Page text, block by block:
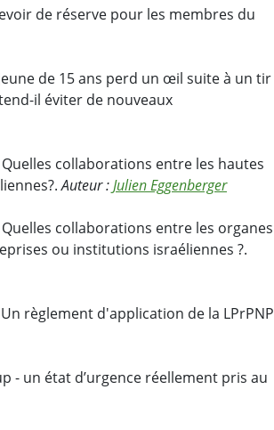
de réserve pour les membres du
de 15 ans perd un œil suite à un tir
il éviter de nouveaux
collaborations entre les hautes
Auteur :Julien Eggenberger
collaborations entre les organes
ou institutions israéliennes ?.
règlement d'application de la LPrPNP
- un état d’urgence réellement pris au